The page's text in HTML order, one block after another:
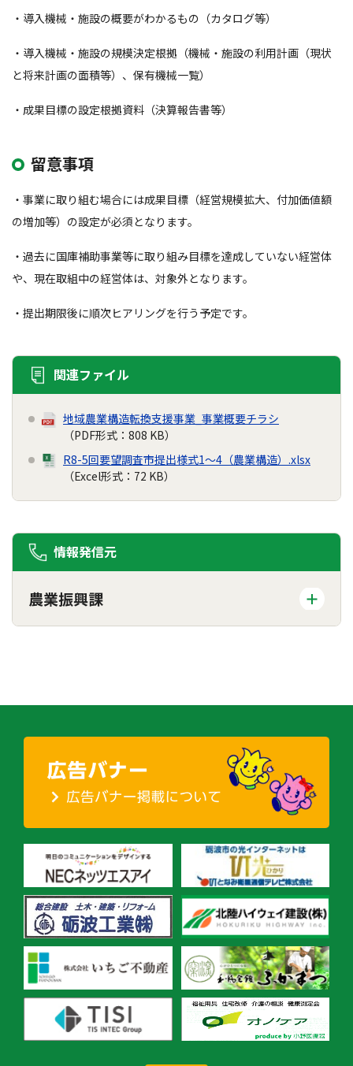
・導入機械・施設の概要がわかるもの（カタログ等）
・導入機械・施設の規模決定根拠（機械・施設の利用計画（現状
と将来計画の面積等）、保有機械一覧）
・成果目標の設定根拠資料（決算報告書等）
留意事項
・事業に取り組む場合には成果目標（経営規模拡大、付加価値額
の増加等）の設定が必須となります。
・過去に国庫補助事業等に取り組み目標を達成していない経営体
や、現在取組中の経営体は、対象外となります。
・提出期限後に順次ヒアリングを行う予定です。
関連ファイル
地域農業構造転換支援事業_事業概要チラシ
（PDF形式：808 KB）
R8-5回要望調査市提出様式1～4（農業構造）.xlsx
（Excel形式：72 KB）
情報発信元
農業振興課